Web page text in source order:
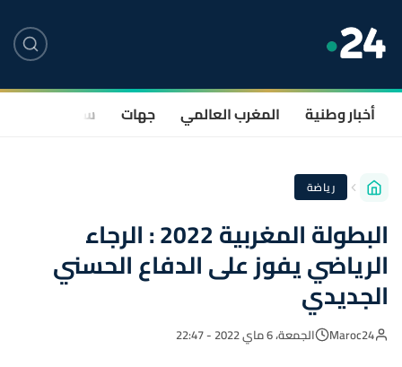
أخبار وطنية المغرب العالمي جهات سياسة
رياضة
البطولة المغربية 2022 : الرجاء
الرياضي يفوز على الدفاع الحسني
الجديدي
Maroc24 الجمعة، 6 ماي 2022 - 22:47